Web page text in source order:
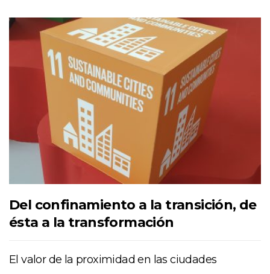
Del confinamiento a la transición, de
ésta a la transformación
El valor de la proximidad en las ciudades